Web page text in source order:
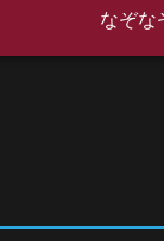
なぞな